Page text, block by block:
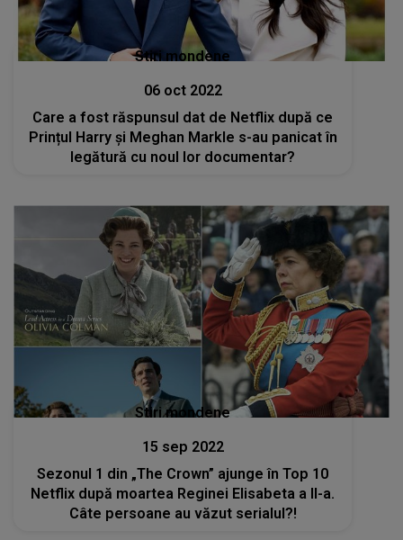
Stiri mondene
06 oct 2022
Care a fost răspunsul dat de Netflix după ce
Prințul Harry și Meghan Markle s-au panicat în
legătură cu noul lor documentar?
Stiri mondene
15 sep 2022
Sezonul 1 din „The Crown” ajunge în Top 10
Netflix după moartea Reginei Elisabeta a II-a.
Câte persoane au văzut serialul?!